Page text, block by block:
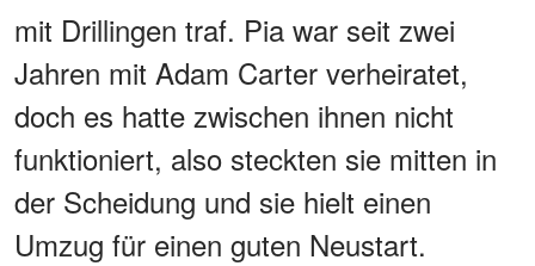
mit Drillingen traf. Pia war seit zwei
Jahren mit Adam Carter verheiratet,
doch es hatte zwischen ihnen nicht
funktioniert, also steckten sie mitten in
der Scheidung und sie hielt einen
Umzug für einen guten Neustart.